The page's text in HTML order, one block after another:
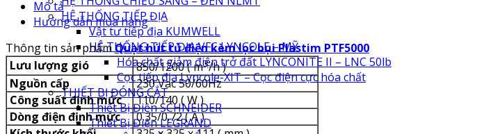
HỆ THỐNG TIẾP ĐỊA
Vật tư tiếp địa KUMWELL
HỆ THỐNG TIẾP ĐỊA VFC LYNCOLE – MỸ
Hóa chất giảm điện trở đất LYNCONITE II – LNC 50lb
Cọc tiếp địa Lyncole-XIT – Cọc điện cực hóa chất
THIẾT BỊ ĐÓNG CẮT
Thiết Bị Điện SCHNEIDER
Thiết Bị Điện LEGRAND
Mô tả
Hướng dẫn mua hàng
Thông tin sản phẩmQuạt hút tủ điện kèm lọc bụi Plastim PTF5000
Lưu lượng gió
850/1200 ( m3/h )
Nguồn cấp
230 Vac 50/60Hz
Công suất định mức
110/140 ( W )
Dòng điện định mức
0.35/0.72 ( A )